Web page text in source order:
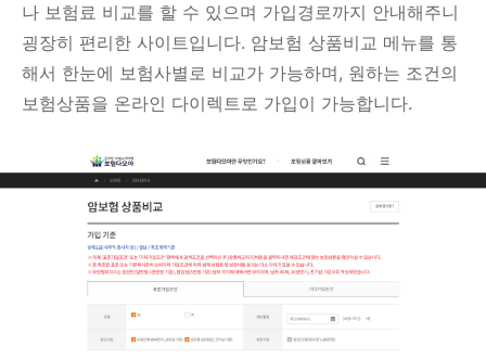
나 보험료 비교를 할 수 있으며 가입경로까지 안내해주니
굉장히 편리한 사이트입니다. 암보험 상품비교 메뉴를 통
해서 한눈에 보험사별로 비교가 가능하며, 원하는 조건의
보험상품을 온라인 다이렉트로 가입이 가능합니다.